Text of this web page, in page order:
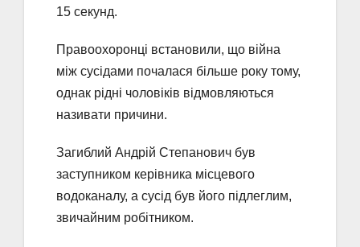
15 секунд.
Правоохоронці встановили, що війна
між сусідами почалася більше року тому,
однак рідні чоловіків відмовляються
називати причини.
Загиблий Андрій Степанович був
заступником керівника місцевого
водоканалу, а сусід був його підлеглим,
звичайним робітником.